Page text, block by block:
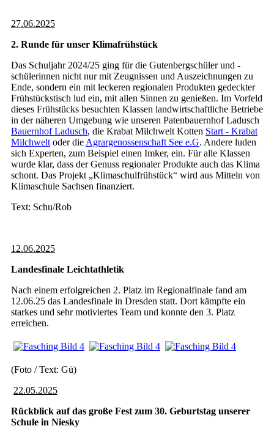
27.06.2025
2. Runde für unser Klimafrühstück
Das Schuljahr 2024/25 ging für die Gutenbergschüler und -
schülerinnen nicht nur mit Zeugnissen und Auszeichnungen zu
Ende, sondern ein mit leckeren regionalen Produkten gedeckter
Frühstückstisch lud ein, mit allen Sinnen zu genießen. Im Vorfeld
dieses Frühstücks besuchten Klassen landwirtschaftliche Betriebe
in der näheren Umgebung wie unseren Patenbauernhof Ladusch
Bauernhof Ladusch, die Krabat Milchwelt Kotten Start - Krabat
Milchwelt oder die Agrargenossenschaft See e.G. Andere luden
sich Experten, zum Beispiel einen Imker, ein. Für alle Klassen
wurde klar, dass der Genuss regionaler Produkte auch das Klima
schont. Das Projekt „Klimaschulfrühstück“ wird aus Mitteln von
Klimaschule Sachsen finanziert.
Text: Schu/Rob
12.06.2025
Landesfinale Leichtathletik
Nach einem erfolgreichen 2. Platz im Regionalfinale fand am
12.06.25 das Landesfinale in Dresden statt. Dort kämpfte ein
starkes und sehr motiviertes Team und konnte den 3. Platz
erreichen.
(Foto / Text: Gü)
22.05.2025
Rückblick auf das große Fest zum 30. Geburtstag unserer
Schule in Niesky